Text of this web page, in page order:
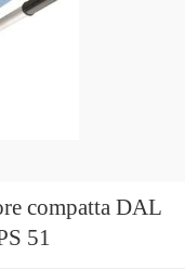
compatta DAL
51